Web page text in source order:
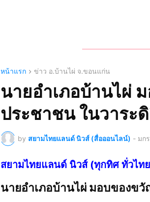
หน้าแรก ข่าว อ.บ้านไผ่ จ.ขอนแก่น
นายอำเภอบ้านไผ่
ประชาชน ในวาระ
by สยามไทยแลนด์ นิวส์ (สื่อออนไลน์) - มก
สยามไทยแลนด์ นิวส์ (ทุกทิศ ทั่วไท
นายอำเภอบ้านไผ่ มอบของข